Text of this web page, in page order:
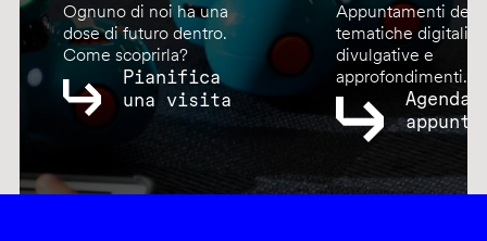
Ognuno di noi ha una
dose di futuro dentro.
Come scoprirla?
Pianifica
una visita
Appuntamenti
tematiche digitali,
divulgative e
approfondimenti.
Agenda